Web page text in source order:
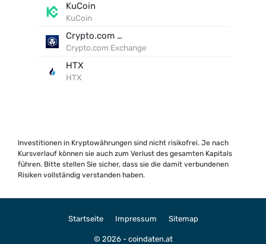
KuCoin
KuCoin
Crypto.com Exchange
Crypto.com Exchange
HTX
HTX
Investitionen in Kryptowährungen sind nicht risikofrei. Je nach
Kursverlauf können sie auch zum Verlust des gesamten Kapitals
führen. Bitte stellen Sie sicher, dass sie die damit verbundenen
Risiken vollständig verstanden haben.
Startseite Impressum Sitemap
© 2026 - coindaten.at